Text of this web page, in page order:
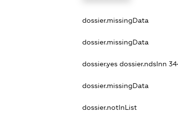
dossier.missingData
dossier.missingData
dossier.yesdossier.ndsInn
dossier.missingData
dossier.notInList